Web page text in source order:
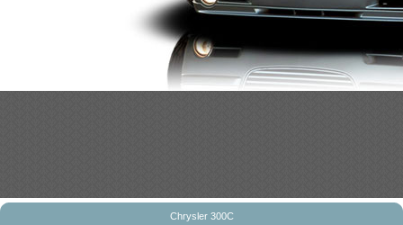
Chrysler 300C